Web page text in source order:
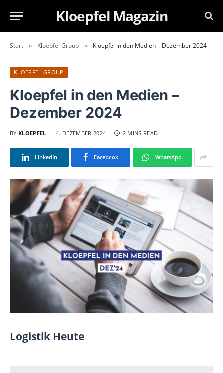
Kloepfel Magazin
Start » Kloepfel Group » Kloepfel in den Medien – Dezember 2024
KLOEPFEL GROUP
Kloepfel in den Medien –
Dezember 2024
BY KLOEPFEL 4. DEZEMBER 2024 2 MINS READ
LinkedIn Facebook WhatsApp
Logistik Heute